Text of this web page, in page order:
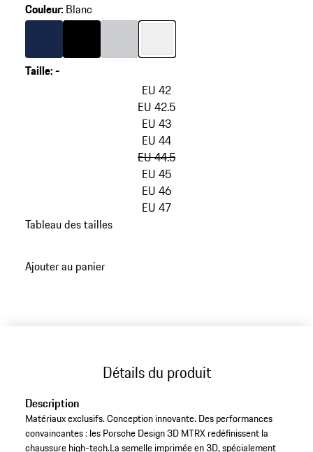
Couleur: Blanc
Couleur
Bleu Foncé
Couleur Noir
Couleur Gris Clair
CouleurBlanc
Taille:-
EU 42
EU 42.5
EU 43
EU 44
EU 44.5
EU 45
EU 46
EU 47
variantes
Tableau des tailles
Ajouter au panier
Détails du produit
Description
Matériaux exclusifs. Conception innovante. Des performances
convaincantes : les Porsche Design 3D MTRX redéfinissent la
chaussure high-tech.La semelle imprimée en 3D, spécialement